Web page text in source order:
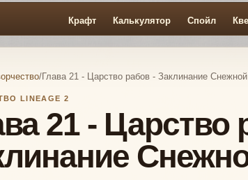
Крафт Калькулятор Спойл
/Глава 21 - Царство рабов - Заклинание
LINEAGE 2
21 - Царство